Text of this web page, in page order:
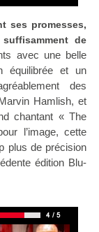
ses promesses,
de
avec une belle
équilibrée et un
des
Hamlish, et
chantant « The
l’image, cette
plus de précision
édition Blu-